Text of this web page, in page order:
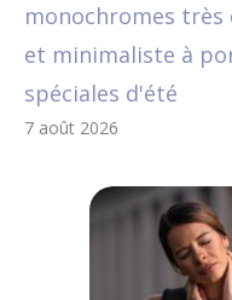
monochromes très
et minimaliste à
spéciales d'été
7 août 2026